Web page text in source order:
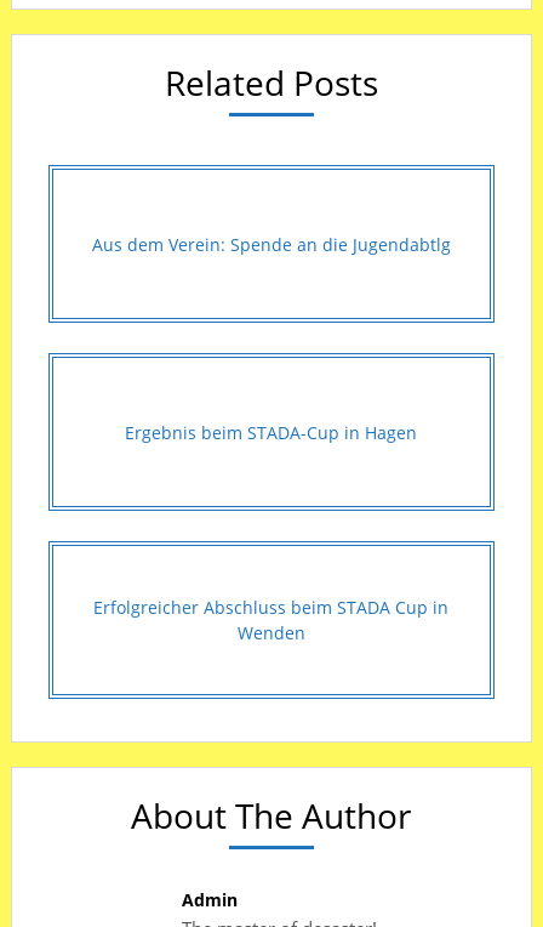
Related Posts
Aus dem Verein: Spende an die Jugendabtlg
Ergebnis beim STADA-Cup in Hagen
Erfolgreicher Abschluss beim STADA Cup in
Wenden
About The Author
Admin